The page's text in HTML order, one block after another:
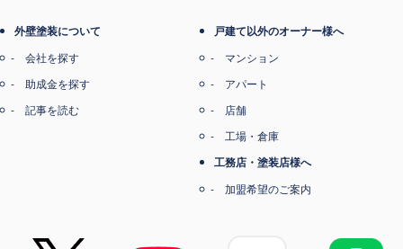
外壁塗装について
会社を探す
助成金を探す
記事を読む
戸建て以外のオーナー様へ
マンション
アパート
店舗
工場・倉庫
工務店・塗装店様へ
加盟希望のご案内